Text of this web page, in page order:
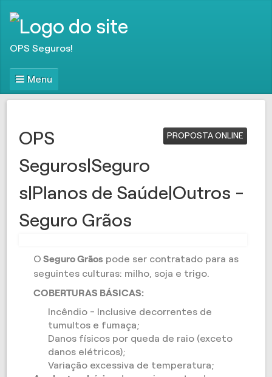
OPS Seguros!
Menu
PROPOSTA ONLINE
OPS
Seguros|Seguro
s|Planos de Saúde|Outros -
Seguro Grãos
O Seguro Grãos pode ser contratado para as
seguintes culturas: milho, soja e trigo.
COBERTURAS BÁSICAS:
Incêndio - Inclusive decorrentes de
tumultos e fumaça;
Danos físicos por queda de raio (exceto
danos elétricos);
Variação excessiva de temperatura;